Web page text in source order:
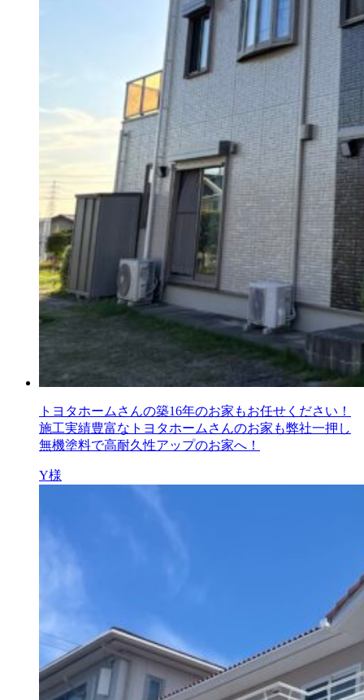
トヨタホームさんの築16年のお家もお任せください！
施工実績豊富なトヨタホームさんのお家も弊社一押し
無機塗料で高耐久性アップのお家へ！
Y様